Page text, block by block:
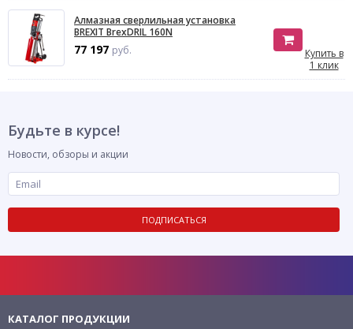
Алмазная сверлильная установка
BREXIT BrexDRIL 160N
77 197 руб.
Купить в
1 клик
Будьте в курсе!
Новости, обзоры и акции
ПОДПИСАТЬСЯ
КАТАЛОГ ПРОДУКЦИИ